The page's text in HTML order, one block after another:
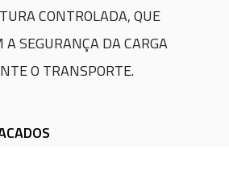
CONTROLADA, QUE
SEGURANÇA DA CARGA
O TRANSPORTE.